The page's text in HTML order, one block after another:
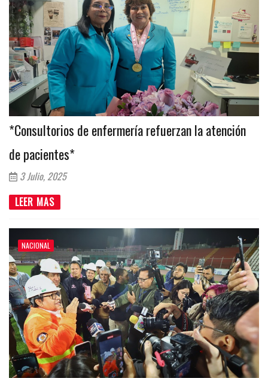
*Consultorios de enfermería refuerzan la atención
de pacientes*
3 Julio, 2025
LEER MAS
NACIONAL